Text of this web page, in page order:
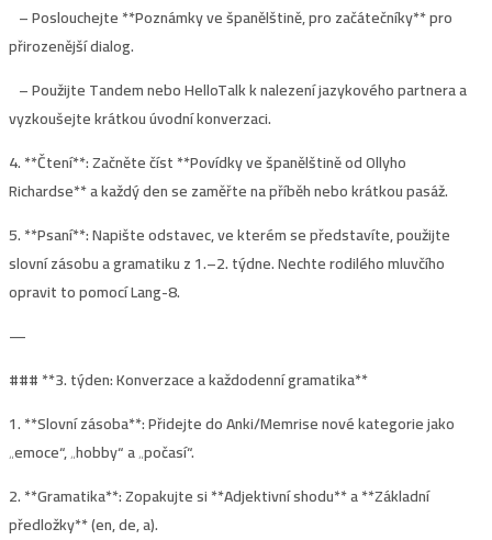
– Poslouchejte **Poznámky ve španělštině, pro začátečníky** pro
přirozenější dialog.
– Použijte Tandem nebo HelloTalk k nalezení jazykového partnera a
vyzkoušejte krátkou úvodní konverzaci.
4. **Čtení**: Začněte číst **Povídky ve španělštině od Ollyho
Richardse** a každý den se zaměřte na příběh nebo krátkou pasáž.
5. **Psaní**: Napište odstavec, ve kterém se představíte, použijte
slovní zásobu a gramatiku z 1.–2. týdne. Nechte rodilého mluvčího
opravit to pomocí Lang-8.
—
### **3. týden: Konverzace a každodenní gramatika**
1. **Slovní zásoba**: Přidejte do Anki/Memrise nové kategorie jako
„emoce“, „hobby“ a „počasí“.
2. **Gramatika**: Zopakujte si **Adjektivní shodu** a **Základní
předložky** (en, de, a).